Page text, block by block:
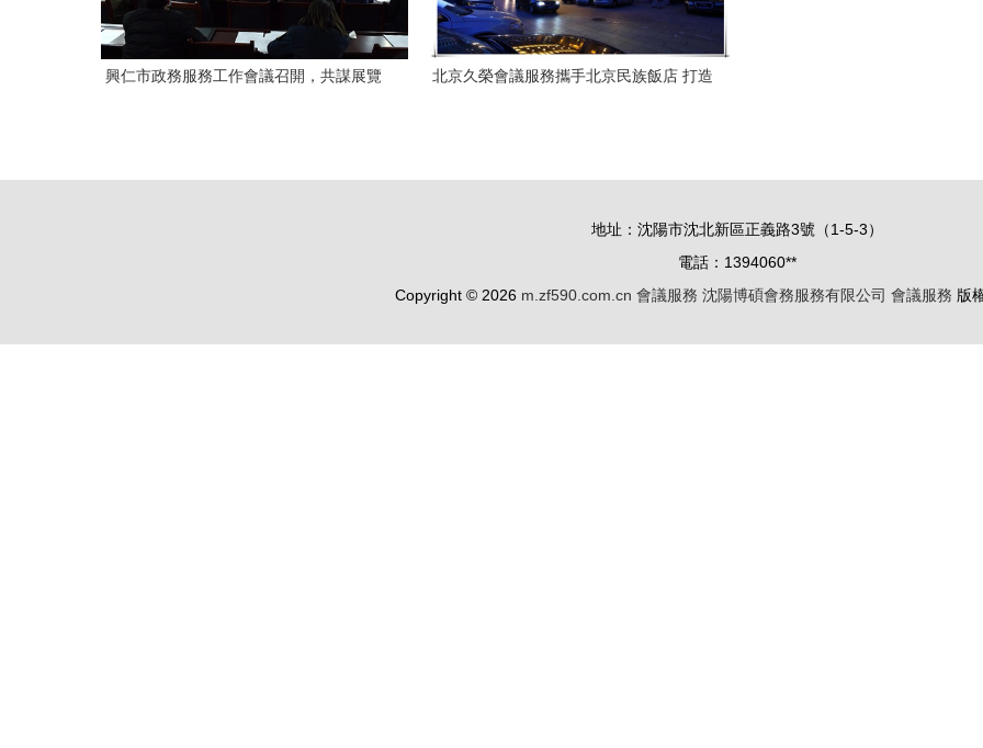
興仁市政務服務工作會議召開，共謀展覽
北京久榮會議服務攜手北京民族飯店 打造
地址：沈陽市沈北新區正義路3號（1-5-3）
電話：1394060**
Copyright © 2026 m.zf590.com.cn 會議服務 沈陽博碩會務服務有限公司 會議服務 版